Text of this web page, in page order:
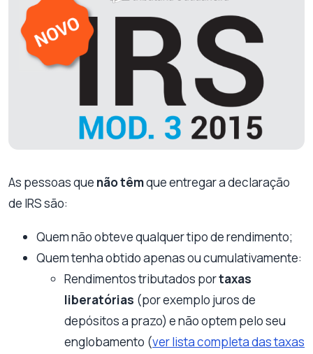
As pessoas que não têmque entregar a declaração
de IRS são:
Quem não obteve qualquer tipo de rendimento;
Quem tenha obtido apenas ou cumulativamente:
Rendimentos tributados portaxas
liberatórias (por exemplo juros de
depósitos a prazo) e não optem pelo seu
englobamento (ver lista completa das taxas